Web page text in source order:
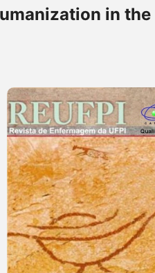
in the